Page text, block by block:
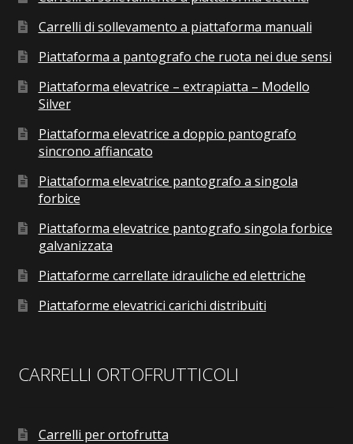
Carrelli di sollevamento a piattaforma manuali
Piattaforma a pantografo che ruota nei due sensi
Piattaforma elevatrice – extrapiatta – Modello
Silver
Piattaforma elevatrice a doppio pantografo
sincrono affiancato
Piattaforma elevatrice pantografo a singola
forbice
Piattaforma elevatrice pantografo singola forbice
galvanizzata
Piattaforme carrellate idrauliche ed elettriche
Piattaforme elevatrici carichi distribuiti
CARRELLI ORTOFRUTTICOLI
Carrelli per ortofrutta